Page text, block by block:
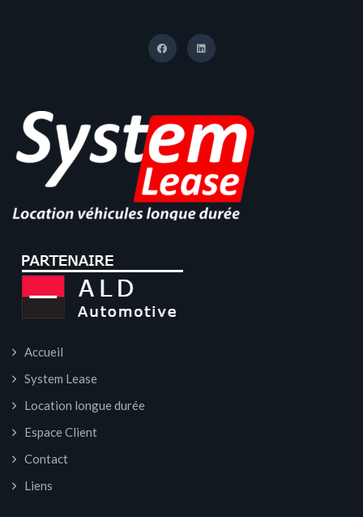
Accueil
System Lease
Location longue durée
Espace Client
Contact
Liens